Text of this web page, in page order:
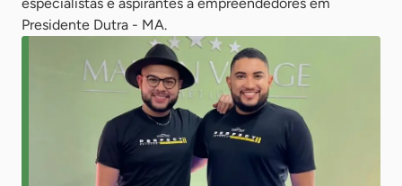
Presidente Dutra - MA.